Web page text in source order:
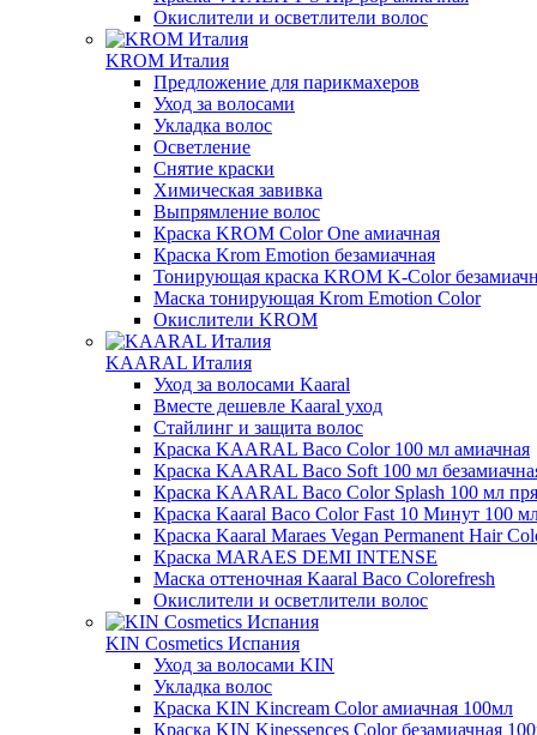
Окислители и осветлители волос
KROM Италия
Предложение для парикмахеров
Уход за волосами
Укладка волос
Осветление
Снятие краски
Химическая завивка
Выпрямление волос
Краска KROM Color One амиачная
Краска Krom Emotion безамиачная
Тонирующая краска KROM K-Color
Маска тонирующая Krom Emotion Color
Окислители KROM
KAARAL Италия
Уход за волосами Kaaral
Вместе дешевле Kaaral уход
Cтайлинг и защита волос
Краска KAARAL Baco Color 100 мл амиачная
Краска KAARAL Baco Soft 100 мл
Краска KAARAL Baco Color Splash 100 мл
Краска Kaaral Baco Color Fast 10 Минут 100
Краска Kaaral Maraes Vegan Permanent Hair
Краска MARAES DEMI INTENSE
Маска оттеночная Kaaral Васо Colorefresh
Окислители и осветлители волос
KIN Cosmetics Испания
Уход за волосами KIN
Укладка волос
Краска KIN Kincream Color амиачная 100мл
Краска KIN Kinessences Color безамиачная